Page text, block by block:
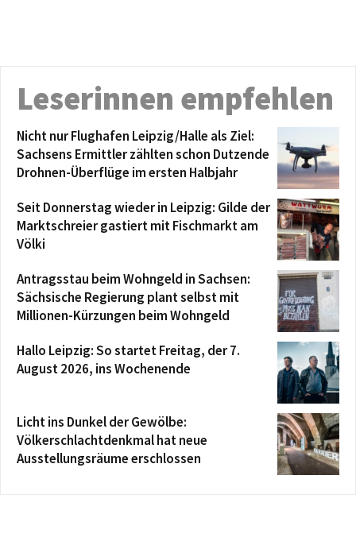
Leserinnen empfehlen
Nicht nur Flughafen Leipzig/Halle als Ziel:
Sachsens Ermittler zählten schon Dutzende
Drohnen-Überflüge im ersten Halbjahr
Seit Donnerstag wieder in Leipzig: Gilde der
Marktschreier gastiert mit Fischmarkt am
Völki
Antragsstau beim Wohngeld in Sachsen:
Sächsische Regierung plant selbst mit
Millionen-Kürzungen beim Wohngeld
Hallo Leipzig: So startet Freitag, der 7.
August 2026, ins Wochenende
Licht ins Dunkel der Gewölbe:
Völkerschlachtdenkmal hat neue
Ausstellungsräume erschlossen